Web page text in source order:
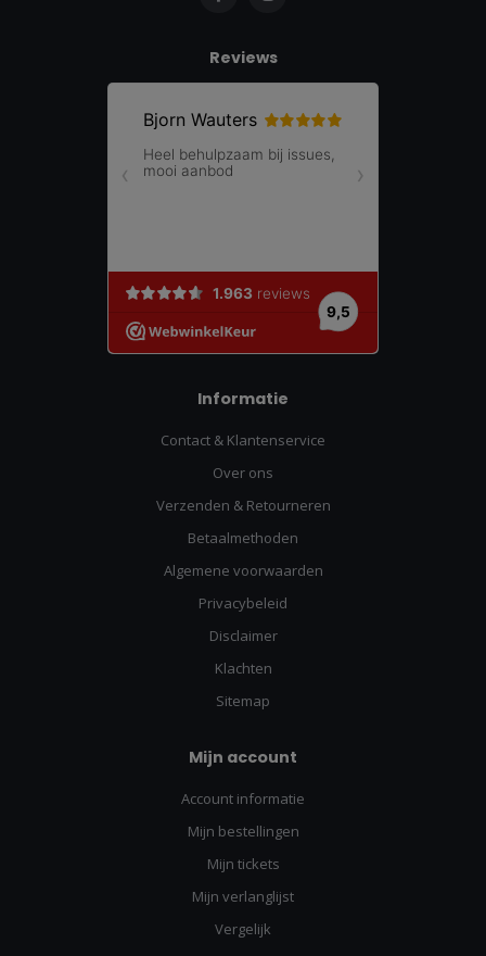
Reviews
Informatie
Contact & Klantenservice
Over ons
Verzenden & Retourneren
Betaalmethoden
Algemene voorwaarden
Privacybeleid
Disclaimer
Klachten
Sitemap
Mijn account
Account informatie
Mijn bestellingen
Mijn tickets
Mijn verlanglijst
Vergelijk